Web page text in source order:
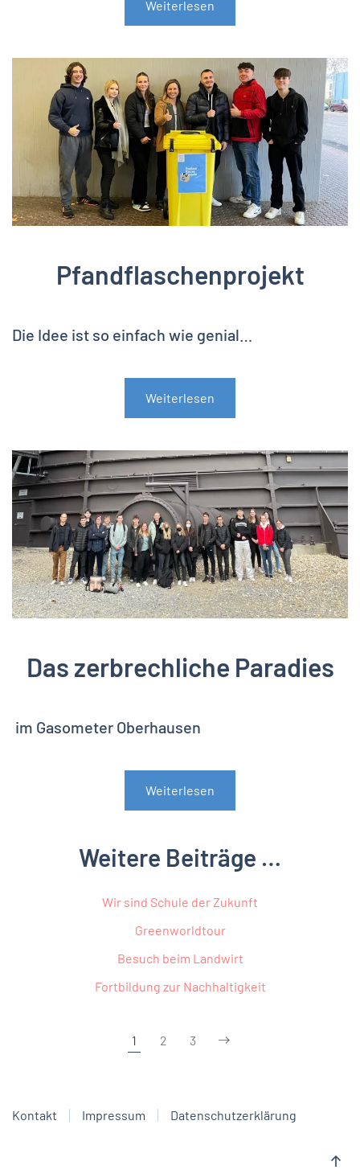
Weiterlesen
Pfandflaschenprojekt
Die Idee ist so einfach wie genial…
Weiterlesen
Das zerbrechliche Paradies
im Gasometer Oberhausen
Weiterlesen
Weitere Beiträge …
Wir sind Schule der Zukunft
Greenworldtour
Besuch beim Landwirt
Fortbildung zur Nachhaltigkeit
1 2 3
Kontakt Impressum Datenschutzerklärung